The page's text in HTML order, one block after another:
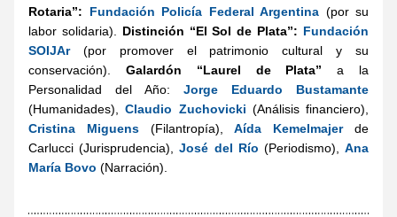
Rotaria”:
Fundación Policía Federal Argentina (por su
labor solidaria). Distinción “El Sol de Plata”: Fundación
SOIJAr (por promover el patrimonio cultural y su
conservación). Galardón “Laurel de Plata” a la
Personalidad del Año: Jorge Eduardo Bustamante
(Humanidades), Claudio Zuchovicki
Cristina Miguens (Filantropía), Aída Kemelmajer de
Carlucci (Jurisprudencia), José del Río (Periodismo), Ana
María Bovo (Narración).